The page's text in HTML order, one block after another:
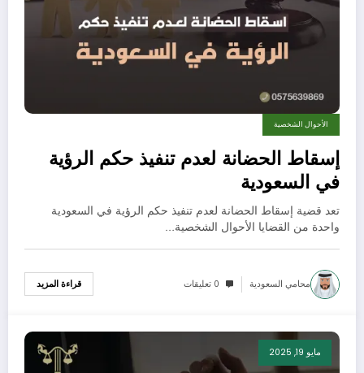
الأحوال الشخصية
إسقاط الحضانة لعدم تنفيذ حكم الرؤية​
في السعودية
تعد قضية إسقاط الحضانة لعدم تنفيذ حكم الرؤية​ في السعودية
واحدة من القضايا الأحوال الشخصية…
محامي السعودية 0 تعليقات قراءة المزيد
مايو 19, 2025